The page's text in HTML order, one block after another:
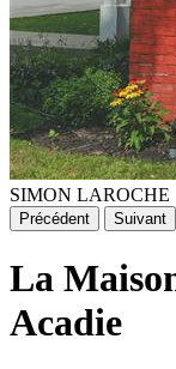
SIMON LAROCHE
Précédent Suivant
La
Acadie